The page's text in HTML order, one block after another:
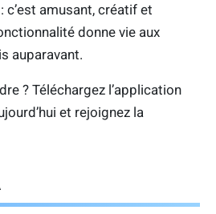
c’est amusant, créatif et
donne vie aux
auparavant.
? Téléchargez l’application
et rejoignez la